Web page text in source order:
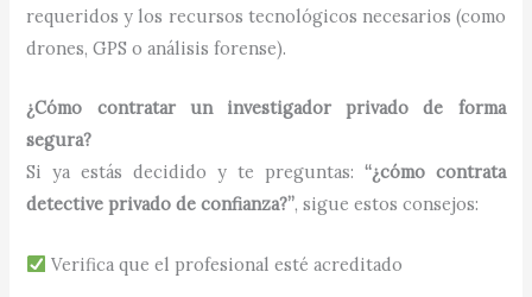
requeridos y los recursos tecnológicos necesarios (como
drones, GPS o análisis forense).
¿Cómo contratar un investigador privado de forma
segura?
Si ya estás decidido y te preguntas: “¿cómo contrata
detective privado de confianza?”, sigue estos consejos:
Verifica que el profesional esté acreditado